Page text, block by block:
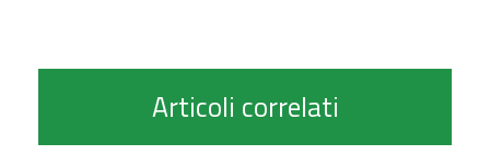
Articoli correlati